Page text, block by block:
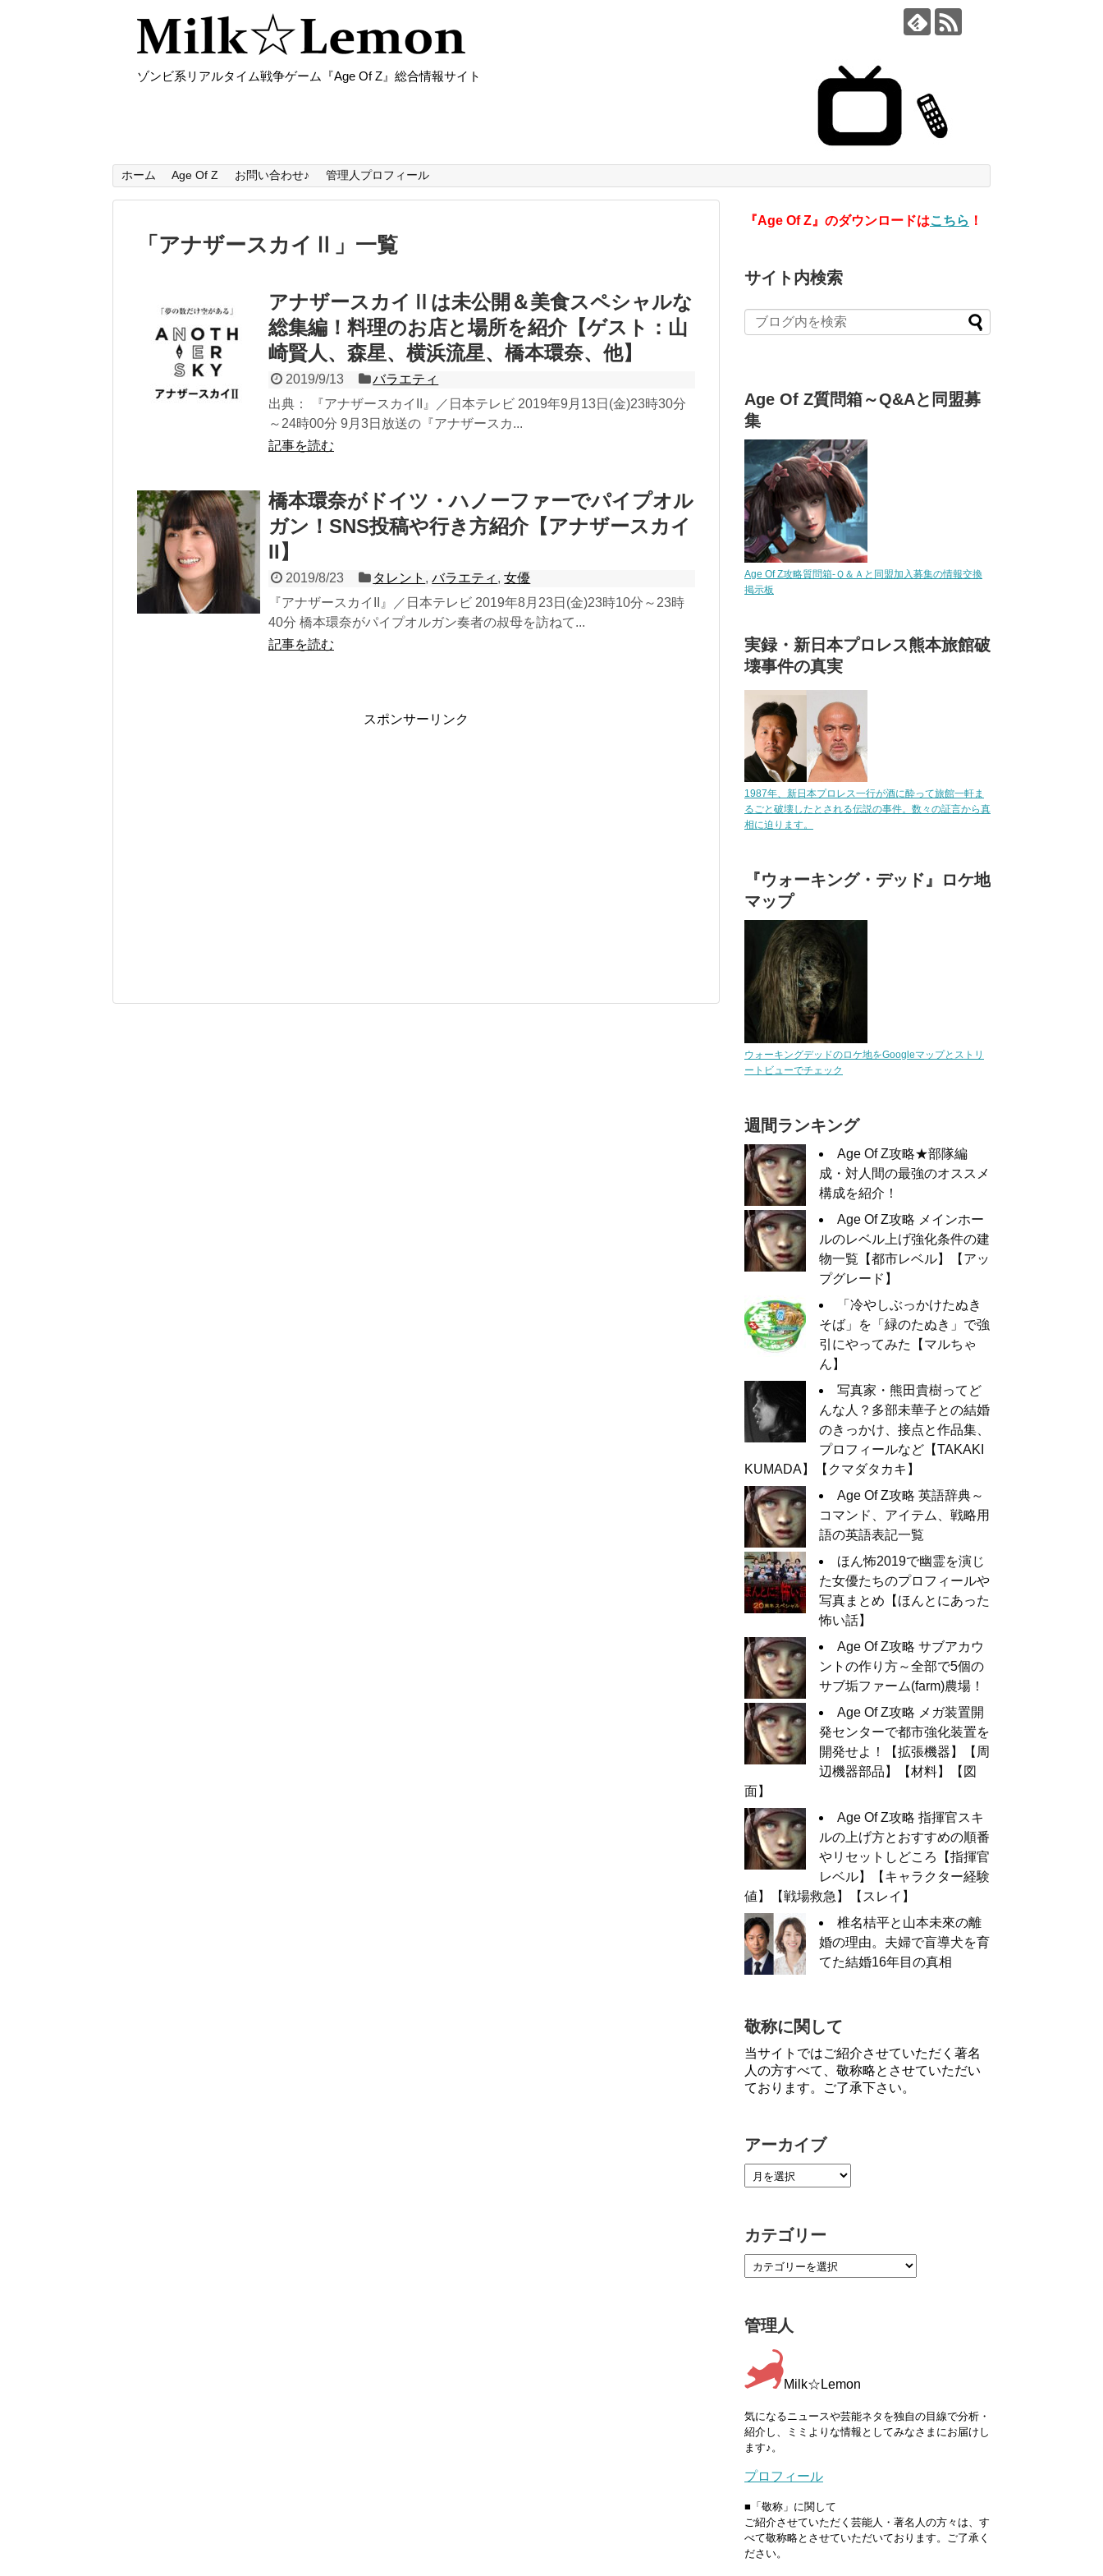
ゾンビ系リアルタイム戦争ゲーム『Age Of Z』総合情報サイト
ホーム Age Of Z お問い合わせ♪ 管理人プロフィール
「 アナザースカイⅡ 」 一覧
アナザースカイⅡは未公開＆美食スペシャルな
総集編！料理のお店と場所を紹介【ゲスト：山
崎賢人、森星、横浜流星、橋本環奈、他】
2019/9/13
バラエティ
出典： 『アナザースカイII』／日本テレビ 2019年9月13日(金)23時30分
～24時00分 9月3日放送の『アナザースカ...
記事を読む
橋本環奈がドイツ・ハノーファーでパイプオル
ガン！SNS投稿や行き方紹介【アナザースカイ
II】
2019/8/23 タレント ,バラエティ ,女優
『アナザースカイII』／日本テレビ 2019年8月23日(金)23時10分～23時
40分 橋本環奈がパイプオルガン奏者の叔母を訪ねて...
記事を読む
スポンサーリンク
『Age Of Z』のダウンロードはこちら ！
サイト内検索
Age Of Z質問箱～Q&Aと同盟募
集
Age Of Z攻略質問箱-Ｑ＆Ａと同盟加入募集の情報交換
掲示板
実録・新日本プロレス熊本旅館破
壊事件の真実
1987年、新日本プロレス一行が酒に酔って旅館一軒ま
るごと破壊したとされる伝説の事件。数々の証言から真
相に迫ります。
『ウォーキング・デッド』ロケ地
マップ
ウォーキングデッドのロケ地をGoogleマップとストリ
ートビューでチェック
週間ランキング
Age Of Z攻略★部隊編
成・対人間の最強のオススメ
構成を紹介！
Age Of Z攻略 メインホー
ルのレベル上げ強化条件の建
物一覧【都市レベル】【アッ
プグレード】
「冷やしぶっかけたぬき
そば」を「緑のたぬき」で強
引にやってみた【マルちゃ
ん】
写真家・熊田貴樹ってど
んな人？多部未華子との結婚
のきっかけ、接点と作品集、
プロフィールなど【TAKAKI
KUMADA】【クマダタカキ】
Age Of Z攻略 英語辞典～
コマンド、アイテム、戦略用
語の英語表記一覧
ほん怖2019で幽霊を演じ
た女優たちのプロフィールや
写真まとめ【ほんとにあった
怖い話】
Age Of Z攻略 サブアカウ
ントの作り方～全部で5個の
サブ垢ファーム(farm)農場！
Age Of Z攻略 メガ装置開
発センターで都市強化装置を
開発せよ！【拡張機器】【周
辺機器部品】【材料】【図
面】
Age Of Z攻略 指揮官スキ
ルの上げ方とおすすめの順番
やリセットしどころ【指揮官
レベル】【キャラクター経験
値】【戦場救急】【スレイ】
椎名桔平と山本未來の離
婚の理由。夫婦で盲導犬を育
てた結婚16年目の真相
敬称に関して
当サイトではご紹介させていただく著名
人の方すべて、敬称略とさせていただい
ております。ご了承下さい。
アーカイブ
カテゴリー
管理人
Milk☆Lemon
気になるニュースや芸能ネタを独自の目線で分析・
紹介し、ミミよりな情報としてみなさまにお届けし
ます♪。
プロフィール
■「敬称」に関して
ご紹介させていただく芸能人・著名人の方々は、す
べて敬称略とさせていただいております。ご了承く
ださい。